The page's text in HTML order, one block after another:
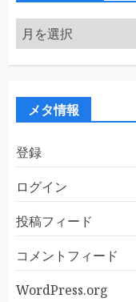
ア
ー
カ
メタ情報
登録
ログイン
投稿フィード
コメントフィード
WordPress.org